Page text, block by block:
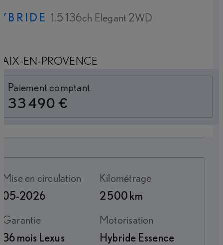
1.5 136ch Elegant 2WD
AIX-EN-PROVENCE
Paiement comptant
33 490 €
Mise en circulation
05-2026
Kilométrage
2 500 km
Garantie
36 mois Lexus
Motorisation
Hybride Essence